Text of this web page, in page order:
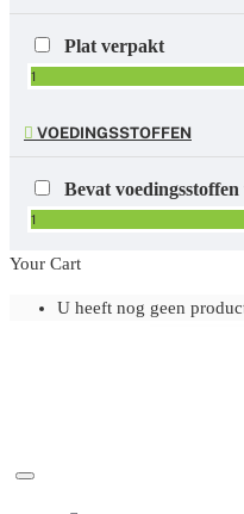
Plat verpakt
1
VOEDINGSSTOFFEN
Bevat
1
Your Cart
U heeft nog geen